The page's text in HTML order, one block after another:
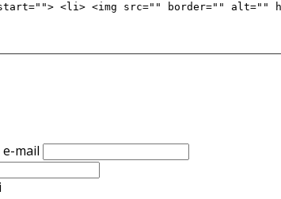
<li> <img src="" border="" alt=""
mail